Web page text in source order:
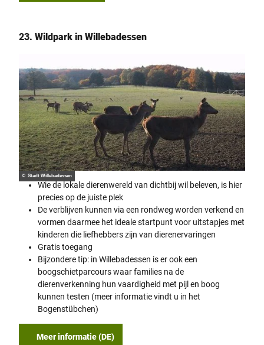
23. Wildpark in Willebadessen
© Stadt Willebadessen
Wie de lokale dierenwereld van dichtbij wil beleven, is hier
precies op de juiste plek
De verblijven kunnen via een rondweg worden verkend en
vormen daarmee het ideale startpunt voor uitstapjes met
kinderen die liefhebbers zijn van dierenervaringen
Gratis toegang
Bijzondere tip: in Willebadessen is er ook een
boogschietparcours waar families na de
dierenverkenning hun vaardigheid met pijl en boog
kunnen testen (meer informatie vindt u in het
Bogenstübchen)
Meer informatie (DE)